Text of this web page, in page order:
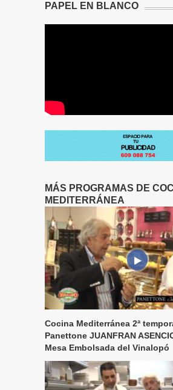
PAPEL EN BLANCO
MÁS PROGRAMAS DE
MEDITERRÁNEA
Cocina Mediterránea 2ª
Panettone JUANFRAN
Mesa Embolsada del Vinalopó